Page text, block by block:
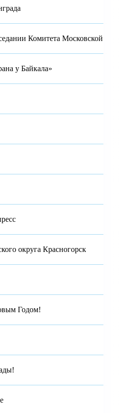
Комитета Московской
у Байкала»
округа Красногорск
Годом!